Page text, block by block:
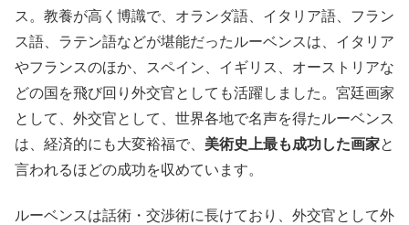
ス。教養が高く博識で、オランダ語、イタリア語、フラン
ス語、ラテン語などが堪能だったルーベンスは、イタリア
やフランスのほか、スペイン、イギリス、オーストリアな
どの国を飛び回り外交官としても活躍しました。宮廷画家
として、外交官として、世界各地で名声を得たルーベンス
は、経済的にも大変裕福で、 美術史上最も成功した画家と
言われるほどの成功を収めています。
ルーベンスは話術・交渉術に長けており、外交官として外